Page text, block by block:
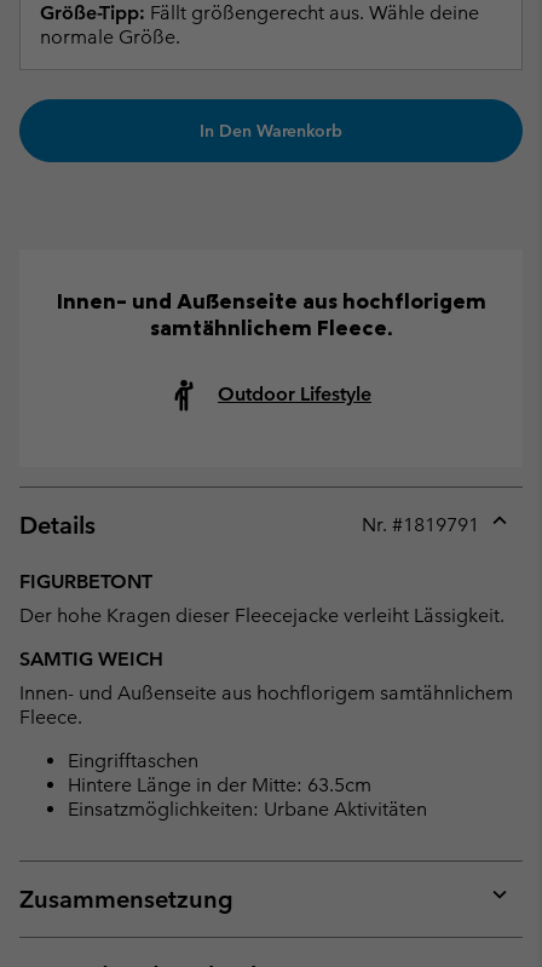
Größe-Tipp: Fällt größengerecht aus. Wähle deine
normale Größe.
In Den Warenkorb
Innen- und Außenseite aus hochflorigem
samtähnlichem Fleece.
Outdoor Lifestyle
Details Nr. #1819791
FIGURBETONT
Der hohe Kragen dieser Fleecejacke verleiht Lässigkeit.
SAMTIG WEICH
Innen- und Außenseite aus hochflorigem samtähnlichem
Fleece.
Eingrifftaschen
Hintere Länge in der Mitte: 63.5cm
Einsatzmöglichkeiten: Urbane Aktivitäten
Zusammensetzung
or